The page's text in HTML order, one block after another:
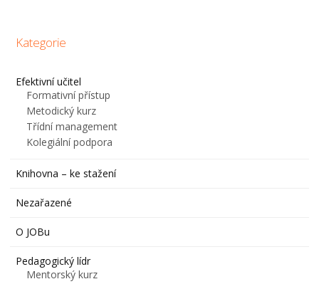
Kategorie
Efektivní učitel
Formativní přístup
Metodický kurz
Třídní management
Kolegiální podpora
Knihovna – ke stažení
Nezařazené
O JOBu
Pedagogický lídr
Mentorský kurz